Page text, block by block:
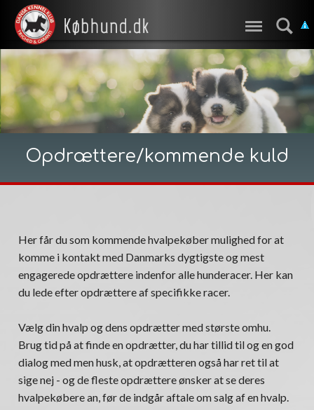
Opdrættere/kommende kuld
Her får du som kommende hvalpekøber mulighed for at
komme i kontakt med Danmarks dygtigste og mest
engagerede opdrættere indenfor alle hunderacer. Her kan
du lede efter opdrættere af specifikke racer.
Vælg din hvalp og dens opdrætter med største omhu.
Brug tid på at finde en opdrætter, du har tillid til og en god
dialog med men husk, at opdrætteren også har ret til at
sige nej - og de fleste opdrættere ønsker at se deres
hvalpekøbere an, før de indgår aftale om salg af en hvalp.